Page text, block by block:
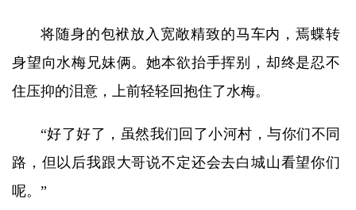
将随身的包袱放入宽敞精致的马车内，焉蝶转
身望向水梅兄妹俩。她本欲抬手挥别，却终是忍不
住压抑的泪意，上前轻轻回抱住了水梅。
“好了好了，虽然我们回了小河村，与你们不同
路，但以后我跟大哥说不定还会去白城山看望你们
呢。”